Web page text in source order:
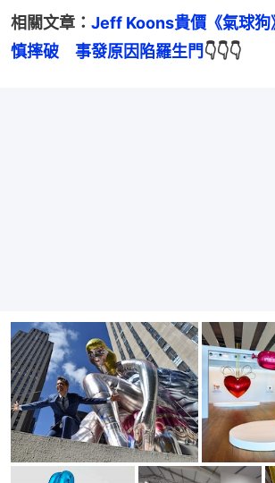
相關文章： Jeff Koons貴價《氣球狗
慎摔破　事發原因陷羅生門 👇👇👇